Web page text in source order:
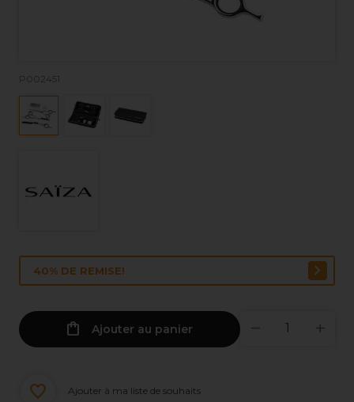
P002451
40% DE REMISE!
Ajouter au panier
Ajouter à ma liste de souhaits